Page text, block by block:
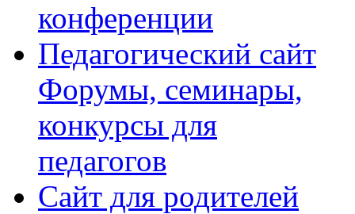
конференции
Педагогический сайт
Форумы, семинары,
конкурсы для
педагогов
Сайт для родителей